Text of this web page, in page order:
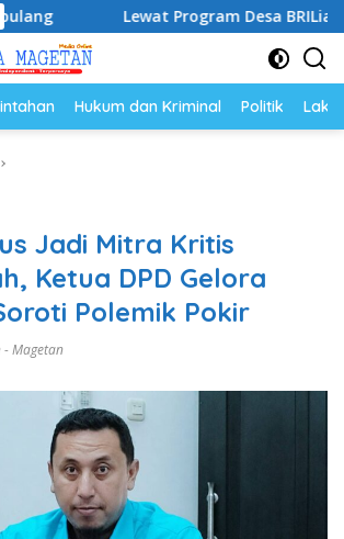
Lewat Program Desa BRILiaN, BRI
Hukum dan Kriminal Politik
Jadi Mitra Kritis
Ketua DPD Gelora
Polemik Pokir
-Magetan